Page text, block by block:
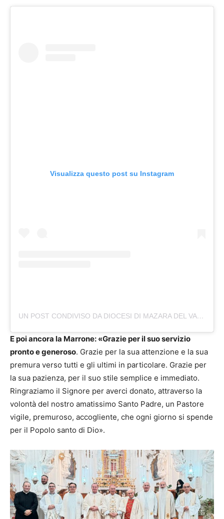
Visualizza questo post su Instagram
UN POST CONDIVISO DA DIOCESI DI MAZARA DEL VALLO (@DIOCESIMAZARA)
E poi ancora la Marrone: «Grazie per il suo servizio
pronto e generoso. Grazie per la sua attenzione e la sua
premura verso tutti e gli ultimi in particolare. Grazie per
la sua pazienza, per il suo stile semplice e immediato.
Ringraziamo il Signore per averci donato, attraverso la
volontà del nostro amatissimo Santo Padre, un Pastore
vigile, premuroso, accogliente, che ogni giorno si spende
per il Popolo santo di Dio».